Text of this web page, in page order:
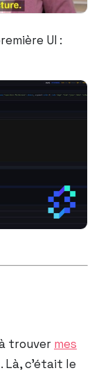
UI :
trouver mes
c’était le